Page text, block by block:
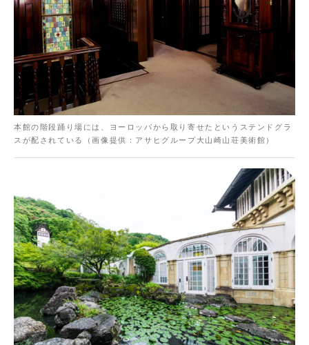
本館の階段踊り場には、ヨーロッパから取り寄せたというステンドグラ
スが配されている（画像提供：アサヒグループ大山崎山荘美術館）